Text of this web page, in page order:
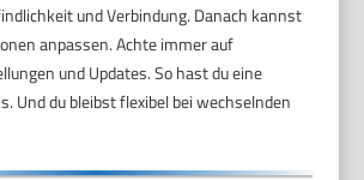
und Verbindung. Danach kannst
anpassen. Achte immer auf
und Updates. So hast du eine
Und du bleibst flexibel bei wechselnden